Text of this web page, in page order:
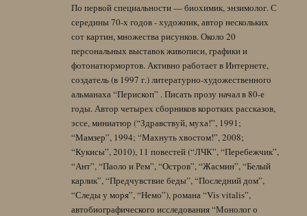
По первой специальности — биохимик, энзимолог. С
середины 70-х годов - художник, автор нескольких
сот картин, множества рисунков. Около 20
персональных выставок живописи, графики и
фотонатюрмортов. Активно работает в Интернете,
создатель (в 1997 г.) литературно-художественного
альманаха “Перископ” . Писать прозу начал в 80-е
годы. Автор четырех сборников коротких рассказов,
эссе, миниатюр (“Здравствуй, муха!”, 1991;
“Мамзер”, 1994; “Махнуть хвостом!”, 2008;
“Кукисы”, 2010), 11 повестей (“ЛЧК”, “Перебежчик”,
“Ант”, “Паоло и Рем”, “Остров”, “Жасмин”, “Белый
карлик”, “Предчувствие беды”, “Последний дом”,
“Следы у моря”, “Немо”), романа “Vis vitalis”,
автобиографического исследования “Монолог о